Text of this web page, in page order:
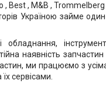
, Best , M&B , Trommelberg
Україною займе
наявність запчастин
ми працюємо з
сервісами.